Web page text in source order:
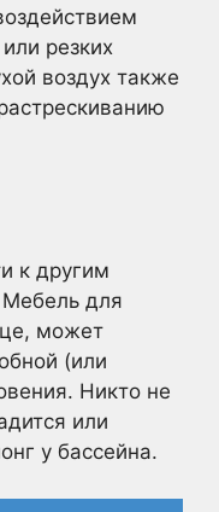
резких
воздух также
к другим
для
может
(или
Никто не
или
у бассейна.